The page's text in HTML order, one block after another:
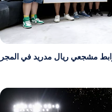
مشجعي ريال مدريد في المجر